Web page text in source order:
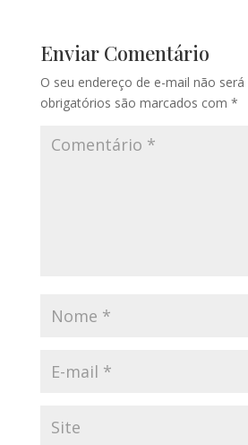
Enviar Comentário
O seu endereço de e-mail não será
obrigatórios são marcados com *